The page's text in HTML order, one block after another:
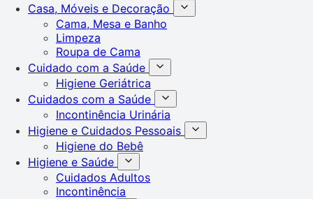
Casa, Móveis e Decoração
Cama, Mesa e Banho
Limpeza
Roupa de Cama
Cuidado com a Saúde
Higiene Geriátrica
Cuidados com a Saúde
Incontinência Urinária
Higiene e Cuidados Pessoais
Higiene do Bebê
Higiene e Saúde
Cuidados Adultos
Incontinência